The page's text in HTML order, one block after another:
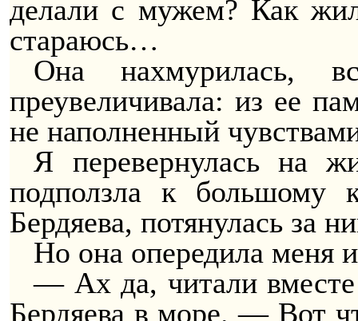
делали с мужем? Как
стараюсь…
Она нахмурилась,
преувеличивала: из ее
не наполненный
Я перевернулась на
подползла к большому
Бердяева, потянулась за
Но она опередила меня
— Ах да, читали
Бердяева в море. — Вот